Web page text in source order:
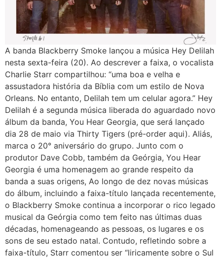
A banda Blackberry Smoke lançou a música Hey Delilah
nesta sexta-feira (20). Ao descrever a faixa, o vocalista
Charlie Starr compartilhou: “uma boa e velha e
assustadora história da Bíblia com um estilo de Nova
Orleans. No entanto, Delilah tem um celular agora.” Hey
Delilah é a segunda música liberada do aguardado novo
álbum da banda, You Hear Georgia, que será lançado
dia 28 de maio via Thirty Tigers (pré-order aqui). Aliás,
marca o 20° aniversário do grupo. Junto com o
produtor Dave Cobb, também da Geórgia, You Hear
Georgia é uma homenagem ao grande respeito da
banda a suas origens, Ao longo de dez novas músicas
do álbum, incluindo a faixa-título lançada recentemente,
o Blackberry Smoke continua a incorporar o rico legado
musical da Geórgia como tem feito nas últimas duas
décadas, homenageando as pessoas, os lugares e os
sons de seu estado natal. Contudo, refletindo sobre a
faixa-título, Starr comentou ser “liricamente sobre o Sul